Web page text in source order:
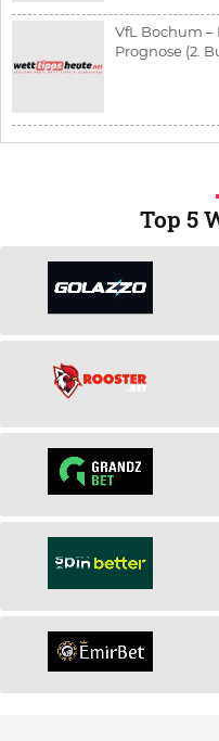
VfL Bochum –
Prognose (2.
Top 5